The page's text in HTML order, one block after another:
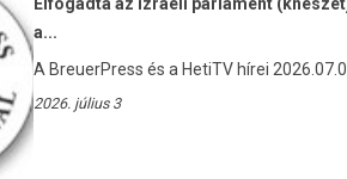
a...
A BreuerPress és a HetiTV hírei
2026. július 3